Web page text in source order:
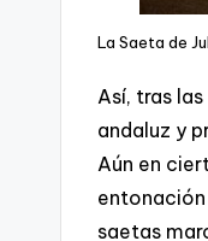
La Saeta de
Así, tras
andaluz y
Aún en
saetas